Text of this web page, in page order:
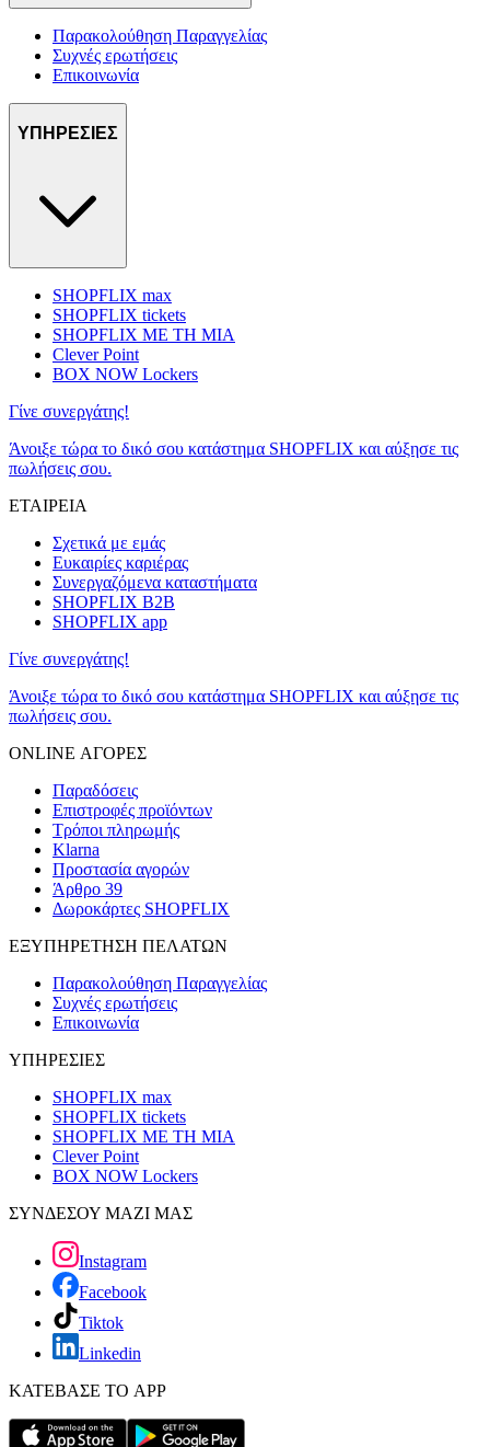
Παρακολούθηση Παραγγελίας
Συχνές ερωτήσεις
Επικοινωνία
ΥΠΗΡΕΣΙΕΣ
SHOPFLIX max
SHOPFLIX tickets
SHOPFLIX ΜΕ ΤΗ ΜΙΑ
Clever Point
BOX NOW Lockers
Γίνε συνεργάτης!
Άνοιξε τώρα το δικό σου κατάστημα SHOPFLIX και αύξησε τις
πωλήσεις σου.
ΕΤΑΙΡΕΙΑ
Σχετικά με εμάς
Ευκαιρίες καριέρας
Συνεργαζόμενα καταστήματα
SHOPFLIX B2B
SHOPFLIX app
Γίνε συνεργάτης!
Άνοιξε τώρα το δικό σου κατάστημα SHOPFLIX και αύξησε τις
πωλήσεις σου.
ONLINE ΑΓΟΡΕΣ
Παραδόσεις
Επιστροφές προϊόντων
Τρόποι πληρωμής
Klarna
Προστασία αγορών
Άρθρο 39
Δωροκάρτες SHOPFLIX
ΕΞΥΠΗΡΕΤΗΣΗ ΠΕΛΑΤΩΝ
Παρακολούθηση Παραγγελίας
Συχνές ερωτήσεις
Επικοινωνία
ΥΠΗΡΕΣΙΕΣ
SHOPFLIX max
SHOPFLIX tickets
SHOPFLIX ΜΕ ΤΗ ΜΙΑ
Clever Point
BOX NOW Lockers
ΣΥΝΔΕΣΟΥ ΜΑΖΙ ΜΑΣ
Instagram
Facebook
Tiktok
Linkedin
ΚΑΤΕΒΑΣΕ ΤΟ APP